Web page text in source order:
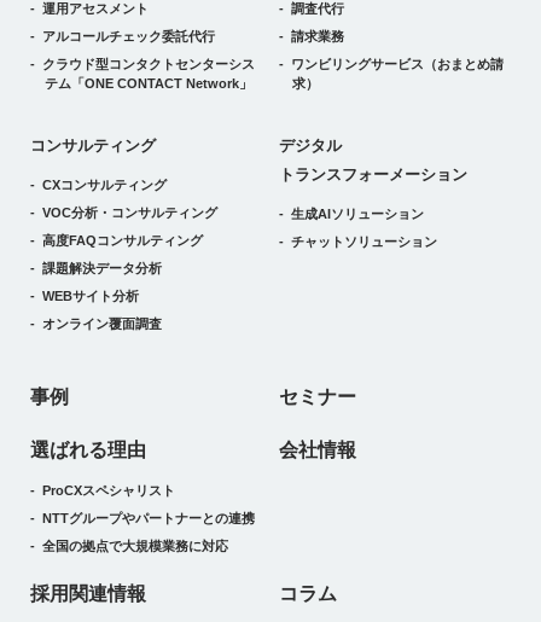
運用アセスメント
アルコールチェック委託代行
クラウド型コンタクトセンターシス
テム 「ONE CONTACT Network」
調査代行
請求業務
ワンビリングサービス （おまとめ請
求）
コンサルティング
CXコンサルティング
VOC分析・コンサルティング
高度FAQコンサルティング
課題解決データ分析
WEBサイト分析
オンライン覆面調査
デジタルトランスフォーメーション
デジタル
トランスフォーメーション
生成AIソリューション
チャットソリューション
事例 セミナー
選ばれる理由
ProCXスペシャリスト
NTTグループやパートナーとの連携
全国の拠点で大規模業務に対応
会社情報
採用関連情報 コラム